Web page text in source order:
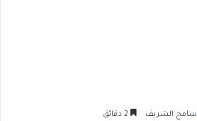
سامح الشريف